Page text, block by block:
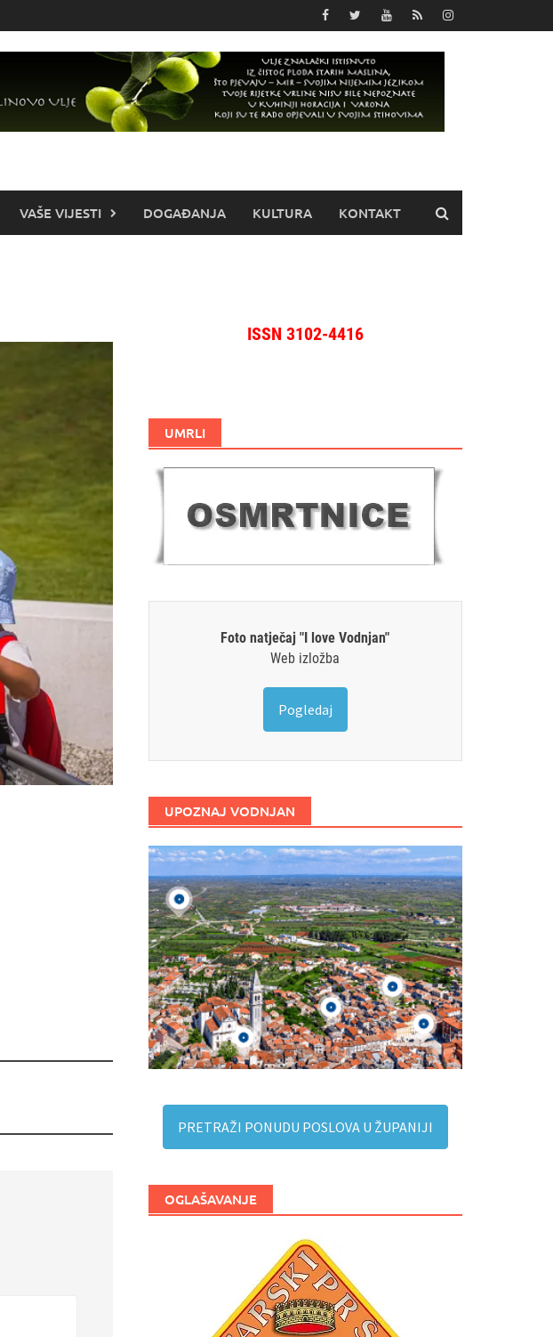
VAŠE VIJESTI DOGAĐANJA KULTURA KONTAKT
ISSN 3102-4416
UMRLI
Foto natječaj "I love Vodnjan"
Web izložba
Pogledaj
UPOZNAJ VODNJAN
PRETRAŽI PONUDU POSLOVA U ŽUPANIJI
OGLAŠAVANJE